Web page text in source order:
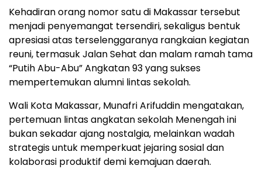
Kehadiran orang nomor satu di Makassar tersebut
menjadi penyemangat tersendiri, sekaligus bentuk
apresiasi atas terselenggaranya rangkaian kegiatan
reuni, termasuk Jalan Sehat dan malam ramah tama
“Putih Abu-Abu” Angkatan 93 yang sukses
mempertemukan alumni lintas sekolah.
Wali Kota Makassar, Munafri Arifuddin mengatakan,
pertemuan lintas angkatan sekolah Menengah ini
bukan sekadar ajang nostalgia, melainkan wadah
strategis untuk memperkuat jejaring sosial dan
kolaborasi produktif demi kemajuan daerah.